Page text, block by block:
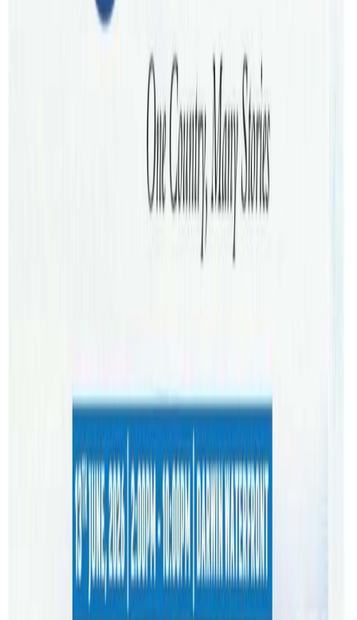
मेरो आशलाई स्वास भर्दै ति फुर्सदले रचिएकी सृष्टीकी रचना मैले चढ्ने
रेलकै प्लेटफर्म तिर जान थाली। यो भन्दा ठूलो खुसिको बिषय मलाई
के हुन्थ्यो र ? ‘भगवान के घर देर हे अंधेर नहि’ भन्ने हिन्दी फिल्मको
भगवानवाला डाईलग मनमा आयो र म पनि संगै जाने होडमा अघि बड्दै
थिएँ । तर सिनेमामा जस्तै कथामा नयॉ मोड आयो, बुझ्ने गरि भन्ने हो भने
काहानीमा टुईस्ट आयो। ठ्याक्क युनिभर्सिटीमा एउट बिषय संगै पढ्ने
साथी टुप्लुप्क्क भेटीयो र उसले मलाई देखेर बोलायो । साथीतिर हेर्ने
क्रममा ती युवती मेरा नजरबाट ओझेल हुन पुगिन। म भने कहिले त्यो
साथि आईपुग्ला भनि छटपटाइरहेको थिएँ।
१०र१५ सेकण्ड पनि मेरो लागि निकै लामो भयो । साथी म नजिकै आई
घुमिरहेकी थिइन।
हामी अघि बड्दै थियौँ मेरो साथीले केहि भन्दै थियो तर मलाई त्यो केबल
कानमा ध्वनी गुन्जिएको जस्तो मात्र भैरहेको थियो । मेरो मनले ऑखाले
त्यो भिडमा एक चित्र खोज्दैथियो जुन केहि समय अघि मात्रै ऑखाले
कैद गरेको थियो। साथीले केहि बोलिराख्दै थियो बिचैमा मैले उसलाई
भने,- ‘एउटा कस्तो राम्री केटी देखेको थिए यार यो भिडमा कता हरायो
हरायो।’ साथीले हॉस्दै भन्यो- ‘नेपाली हो ? हो जस्तो लाग्छ । खै त ?
उसले प्रतिप्रश्न गर्यो । खै खै म पनि त्यहि खोज्दै छु।